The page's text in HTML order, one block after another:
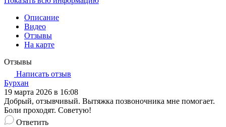
Описание
Видео
Отзывы
На карте
Отзывы
Написать отзыв
Бурхан
19 марта 2026 в 16:08
Добрый, отзывчивый. Вытяжка позвоночника мне помогает.
Боли проходят. Советую!
Ответить